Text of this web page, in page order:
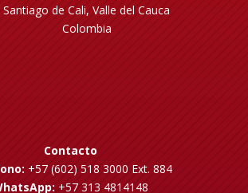
Santiago de Cali, Valle del Cauca
Colombia
Contacto
+57 (602) 518 3000 Ext. 884
+57 313 4814148